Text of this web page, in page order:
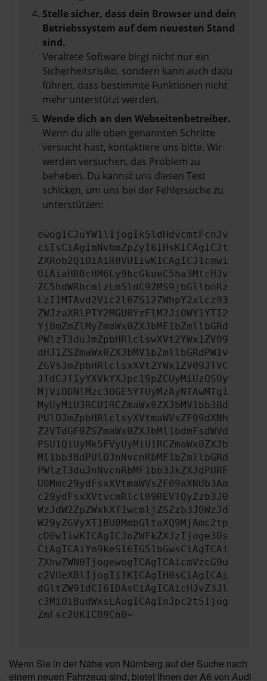
Stelle sicher, dass dein Browser und dein
Betriebssystem auf dem neuesten Stand
sind.
Veraltete Software birgt nicht nur ein
Sicherheitsrisiko, sondern kann auch dazu
führen, dass bestimmte Funktionen nicht
mehr unterstützt werden.
Wende dich an den Webseitenbetreiber.
Wenn du alle oben genannten Schritte
versucht hast, kontaktiere uns bitte. Wir
werden versuchen, das Problem zu
beheben. Du kannst uns diesen Text
schicken, um uns bei der Fehlersuche zu
unterstützen:
ewogICJuYW1lIjogIk5ldHdvcmtFcnJv
ciIsCiAgImNvbmZpZyI6IHsKICAgICJt
ZXRob2QiOiAiR0VUIiwKICAgICJ1cmwi
OiAiaHR0cHM6Ly9hcGkueC5ha3MtcHJv
ZC5hdWRhcmlzLm5ldC92MS9jbGllbnRz
LzI1MTAvd2Vic2l0ZS12ZWhpY2xlcz93
ZWJzaXRlPTY2MGU0YzFlM2JiOWY1YTI2
YjBmZmZlMyZmaWx0ZXJbMF1bZmllbGRd
PWlzT3duJmZpbHRlclswXVt2YWx1ZV09
dHJ1ZSZmaWx0ZXJbMV1bZmllbGRdPW1v
ZGVsJmZpbHRlclsxXVt2YWx1ZV09JTVC
JTdCJTIyYXVkYXJpc19pZCUyMiUzQSUy
MjViODNlMzc3OGE5YTUyMzAyNTAwMTg1
MyUyMiU3RCU1RCZmaWx0ZXJbMV1bb3Bd
PUlOJmZpbHRlclsyXVtmaWVsZF09dXNh
Z2VTdGF0ZSZmaWx0ZXJbMl1bdmFsdWVd
PSU1QiUyMk5FVyUyMiU1RCZmaWx0ZXJb
Ml1bb3BdPUlOJnNvcnRbMF1bZmllbGRd
PWlzT3duJnNvcnRbMF1bb3JkZXJdPURF
U0Mmc29ydFsxXVtmaWVsZF09aXNUb3Am
c29ydFsxXVtvcmRlcl09REVTQyZzb3J0
WzJdW2ZpZWxkXT1wcmljZSZzb3J0WzJd
W29yZGVyXT1BU0MmbGltaXQ9MjAmc2tp
cD0wIiwKICAgICJoZWFkZXJzIjoge30s
CiAgICAiYm9keSI6IG51bGwsCiAgICAi
ZXhwZWN0IjogewogICAgICAicmVzcG9u
c2VUeXBlIjogIiIKICAgIH0sCiAgICAi
dGltZW91dCI6IDAsCiAgICAicHJvZ3Jl
c3MiOiBudWxsLAogICAgInJpc2t5Ijog
ZmFsc2UKICB9Cn0=
Wenn Sie in der Nähe von Nürnberg auf der Suche nach
einem neuen Fahrzeug sind, bietet Ihnen der A6 von Audi